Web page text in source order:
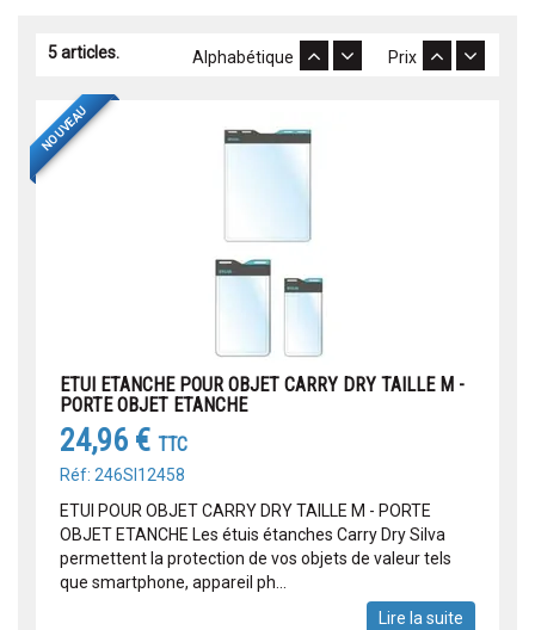
5 articles. Prix
Alphabétique
NOUVEAU
ETUI ETANCHE POUR OBJET CARRY DRY TAILLE M -
PORTE OBJET ETANCHE
24,96 € TTC
Réf: 246SI12458
ETUI POUR OBJET CARRY DRY TAILLE M - PORTE
OBJET ETANCHE Les étuis étanches Carry Dry Silva
permettent la protection de vos objets de valeur tels
que smartphone, appareil ph...
Lire la suite